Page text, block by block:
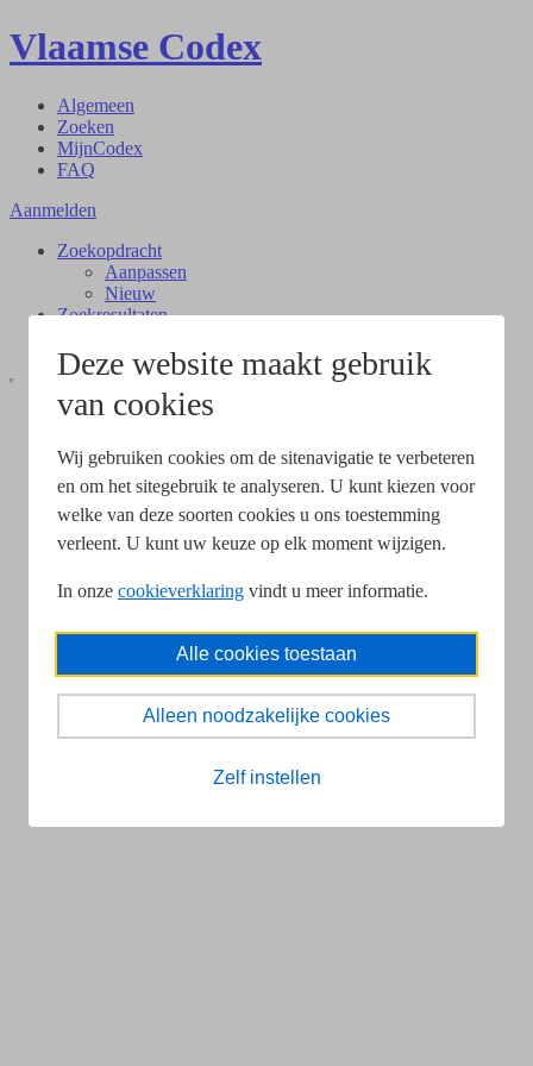
Deze website maakt gebruik
van cookies
Wij gebruiken cookies om de sitenavigatie te verbeteren
en om het sitegebruik te analyseren. U kunt kiezen voor
welke van deze soorten cookies u ons toestemming
verleent. U kunt uw keuze op elk moment wijzigen.
In onze cookieverklaring vindt u meer informatie.
Alle cookies toestaan
Alleen noodzakelijke cookies
Zelf instellen
Vlaamse Codex
Algemeen
Zoeken
MijnCodex
FAQ
Aanmelden
Zoekopdracht
Aanpassen
Nieuw
Zoekresultaten